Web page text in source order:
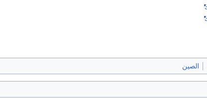
الصين